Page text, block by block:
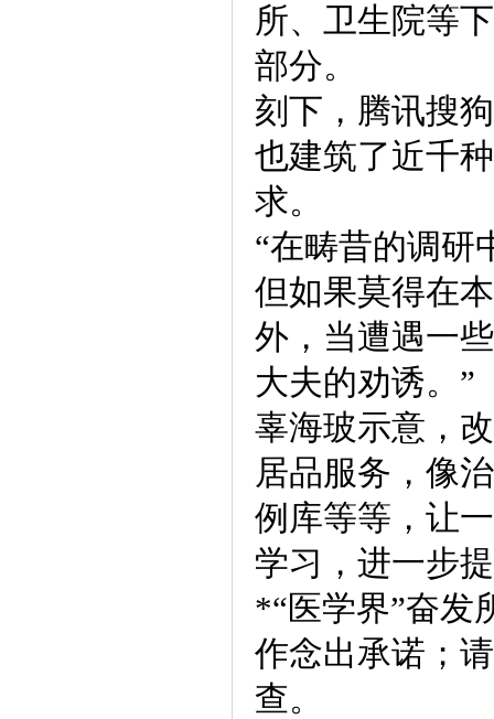
所、卫生院等
部分。
刻下，腾讯搜
也建筑了近千
求。
“在畴昔的调研
但如果莫得在
外，当遭遇一
大夫的劝诱。”
辜海玻示意，
居品服务，像
例库等等，让
学习，进一步
*“医学界”奋发
作念出承诺；
查。